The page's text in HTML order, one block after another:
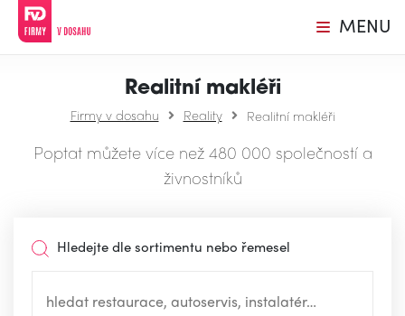
MENU
Realitní makléři
Firmy v dosahu Reality Realitní makléři
Poptat můžete více než 480 000 společností a
živnostníků
Hledejte dle sortimentu nebo řemesel